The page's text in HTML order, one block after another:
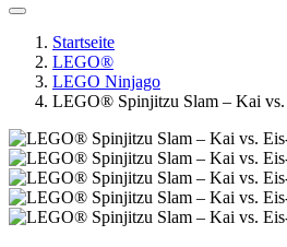
Startseite
LEGO®
LEGO Ninjago
LEGO® Spinjitzu Slam – Kai vs.